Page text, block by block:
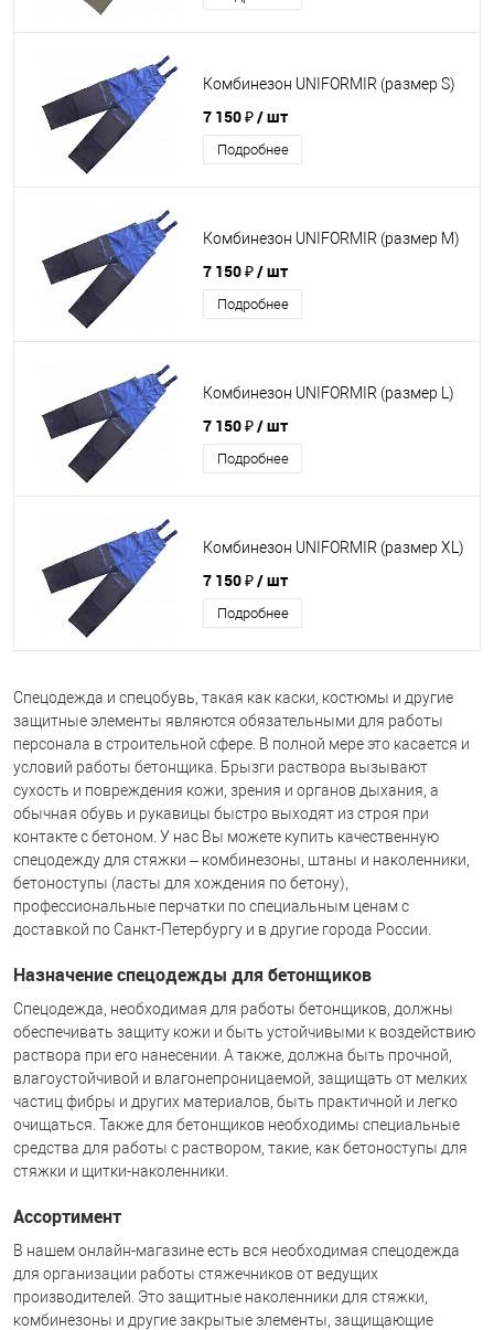
Комбинезон UNIFORMIR (размер S)
7 150 ₽/ шт
Подробнее
Комбинезон UNIFORMIR (размер M)
7 150 ₽/ шт
Подробнее
Комбинезон UNIFORMIR (размер L)
7 150 ₽/ шт
Подробнее
Комбинезон UNIFORMIR (размер XL)
7 150 ₽/ шт
Подробнее
Спецодежда и спецобувь, такая как каски, костюмы и другие
защитные элементы являются обязательными для работы
персонала в строительной сфере. В полной мере это касается и
условий работы бетонщика. Брызги раствора вызывают
сухость и повреждения кожи, зрения и органов дыхания, а
обычная обувь и рукавицы быстро выходят из строя при
контакте с бетоном. У нас Вы можете купить качественную
спецодежду для стяжки – комбинезоны, штаны и наколенники,
бетоноступы (ласты для хождения по бетону),
профессиональные перчатки по специальным ценам с
доставкой по Санкт-Петербургу и в другие города России.
Назначение спецодежды для бетонщиков
Спецодежда, необходимая для работы бетонщиков, должны
обеспечивать защиту кожи и быть устойчивыми к воздействию
раствора при его нанесении. А также, должна быть прочной,
влагоустойчивой и влагонепроницаемой, защищать от мелких
частиц фибры и других материалов, быть практичной и легко
очищаться. Также для бетонщиков необходимы специальные
средства для работы с раствором, такие, как бетоноступы для
стяжки и щитки-наколенники.
Ассортимент
В нашем онлайн-магазине есть вся необходимая спецодежда
для организации работы стяжечников от ведущих
производителей. Это защитные наколенники для стяжки,
комбинезоны и другие закрытые элементы, защищающие